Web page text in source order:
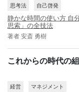
思考法 自己啓発
静かな時間の使い方 自
思索」の全技法
著者 安斎 勇樹
これからの時代の
経営 マネジメント